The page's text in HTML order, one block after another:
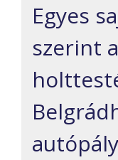
Egyes
szerint